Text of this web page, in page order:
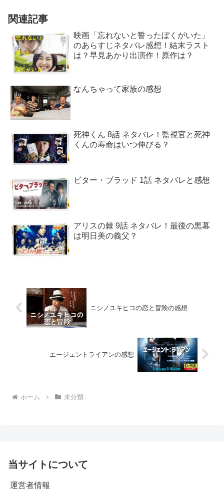
関連記事
映画「忘れないと誓ったぼくがいた」
のあらすじネタバレ感想！結末ラスト
は？早見あかり出演作！原作は？
なんちゃって家族の感想
死神くん 8話 ネタバレ！監視官と死神
くんの寿命はいつ伸びる？
ビター・ブラッド 1話 ネタバレと感想
アリスの棘 9話 ネタバレ！最後の黒幕
は明日美の義父？
ニシノユキヒコの恋と冒険の感想
エージェントライアンの感想
ホーム 未分類
当サイトについて
運営者情報